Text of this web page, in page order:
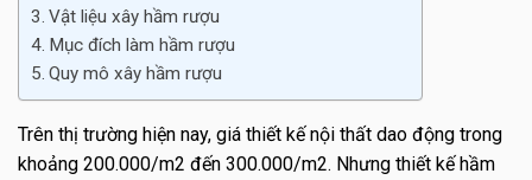
Vật liệu xây hầm rượu
Mục đích làm hầm rượu
Quy mô xây hầm rượu
Trên thị trường hiện nay, giá thiết kế nội thất dao động trong
khoảng 200.000/m2 đến 300.000/m2. Nhưng thiết kế hầm